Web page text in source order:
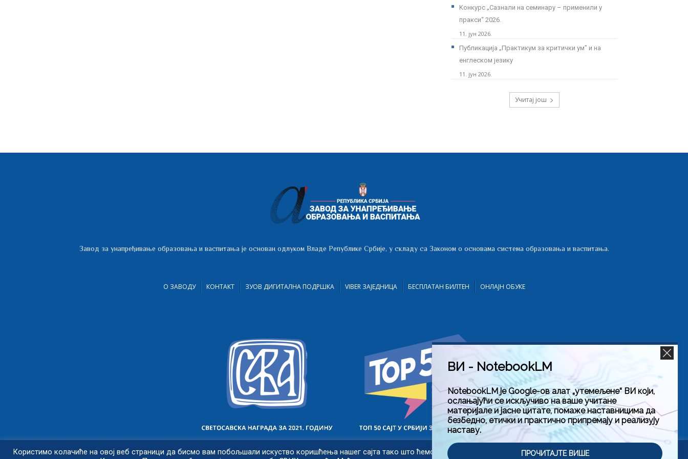
Kонкурс „Сазнали на семинару – применили у
пракси“ 2026.
11. јун 2026.
Публикација „Практикум за критички ум” и на
енглеском језику
11. јун 2026.
Учитај још
Завод за унапређивање образовања и васпитања је основан одлуком Владе Републике Србије, у складу са Законом о основама система образовања и васпитања.
О ЗАВОДУ КОНТАКТ ЗУОВ ДИГИТАЛНА ПОДРШКА VIBER ЗАЈЕДНИЦА БЕСПЛАТАН БИЛТЕН ОНЛАЈН ОБУКЕ
Користимо колачиће на овој веб страници да бисмо вам побољшали искуство коришћења нашег сајта тако што ћемо запамтити
ВИ - NotebookLM
NotebookLM је Google-ов алат „утемељене“ ВИ који,
ослањајући се искључиво на ваше учитане
материјале и јасне цитате, помаже наставницима да
безбедно, етички и практично припремају и реализују
наставу.
ПРОЧИТАЈТЕ ВИШЕ